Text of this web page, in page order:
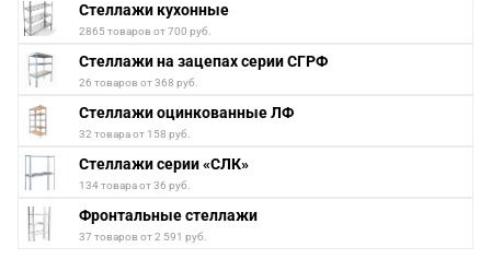
Стеллажи кухонные
2865 товаров от 700 руб.
Стеллажи на зацепах серии СГРФ
26 товаров от 368 руб.
Стеллажи оцинкованные ЛФ
32 товара от 158 руб.
Стеллажи серии «СЛК»
134 товара от 36 руб.
Фронтальные стеллажи
37 товаров от 2 591 руб.